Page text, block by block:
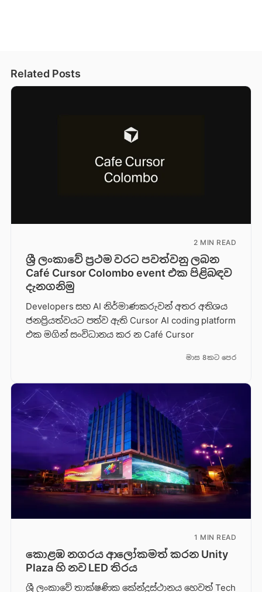
Related Posts
2 MIN READ
ශ්‍රී ලංකාවේ ප්‍රථම වරට පවත්වනු ලබන
Café Cursor Colombo event එක පිළිබඳව
දැනගනිමු
Developers සහ AI නිර්මාණකරුවන් අතර අතිශය
ජනප්‍රියත්වයට පත්ව ඇති Cursor AI coding platform
එක මගින් සංවිධානය කර න Café Cursor
මාස 8කට පෙර
1 MIN READ
කොළඹ නගරය ආලෝකමත් කරන Unity
Plaza හි නව LED තිරය
ශ්‍රී ලංකාවේ තාක්ෂණික කේන්ද්‍රස්ථානය හෙවත් Tech